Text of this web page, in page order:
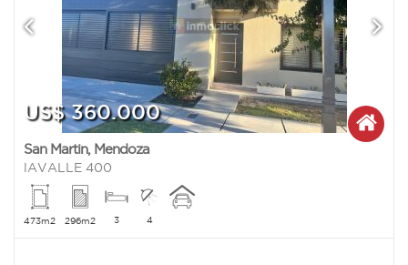
US$ 360.000
San Martin, Mendoza
lAVALLE 400
473m2 296m2 3 4